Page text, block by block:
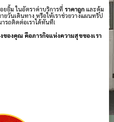
ยยิ้ม ในอัตราค่าบริการที่ ราคาถูกและคุ้ม
วันเดินทาง หรือให้เราช่วยวางแผนทริป
รถติดต่อเราได้ทันที!
องคุณ คือภารกิจแห่งความสุขของเรา